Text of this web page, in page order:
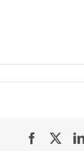
Facebook